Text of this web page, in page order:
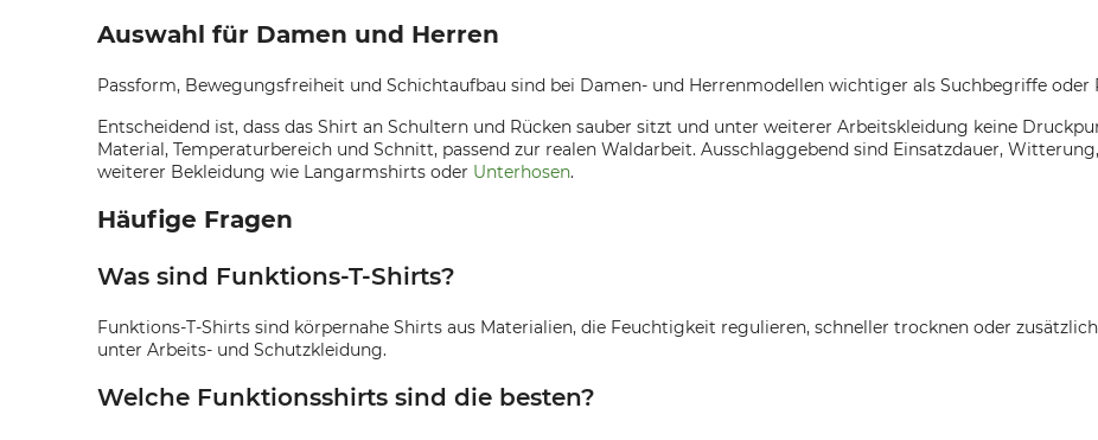
Auswahl für Damen und Herren
Passform, Bewegungsfreiheit und Schichtaufbau sind bei Damen- und Herrenmodellen wichtiger als Suchbegriffe oder
Entscheidend ist, dass das Shirt an Schultern und Rücken sauber sitzt und unter weiterer Arbeitskleidung keine
Material, Temperaturbereich und Schnitt, passend zur realen Waldarbeit. Ausschlaggebend sind Einsatzdauer,
weiterer Bekleidung wie Langarmshirts oder Unterhosen.
Häufige Fragen
Was sind Funktions-T-Shirts?
Funktions-T-Shirts sind körpernahe Shirts aus Materialien, die Feuchtigkeit regulieren, schneller trocknen oder
unter Arbeits- und Schutzkleidung.
Welche Funktionsshirts sind die besten?